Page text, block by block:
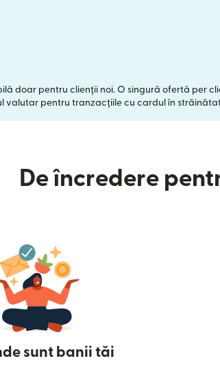
doar pentru clienții noi. O singură ofertă per
valutar pentru tranzacțiile cu cardul în
De încredere
sunt banii tăi